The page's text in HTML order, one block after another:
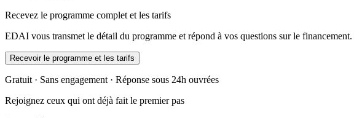
Recevez le programme complet et les tarifs
EDAI vous transmet le détail du programme et répond à vos questions sur le financement.
Recevoir le programme et les tarifs
Gratuit · Sans engagement · Réponse sous 24h ouvrées
Rejoignez ceux qui ont déjà fait le premier pas